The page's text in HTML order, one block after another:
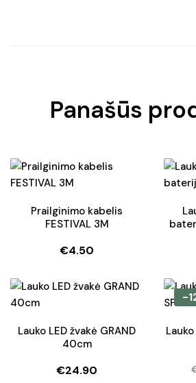
Panašūs
Prailginimo kabelis
FESTIVAL 3M
€4.50
Lauko LED žvakė GRAND
40cm
€24.90
-